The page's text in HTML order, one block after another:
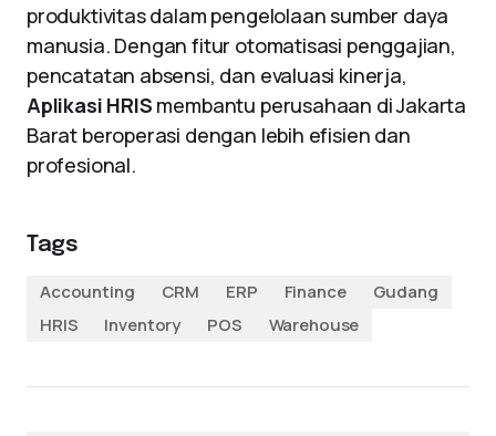
produktivitas dalam pengelolaan sumber daya
manusia. Dengan fitur otomatisasi penggajian,
pencatatan absensi, dan evaluasi kinerja,
Aplikasi HRIS membantu perusahaan di Jakarta
Barat beroperasi dengan lebih efisien dan
profesional.
Tags
Accounting
CRM ERP Finance
Gudang
HRIS
Inventory POS Warehouse